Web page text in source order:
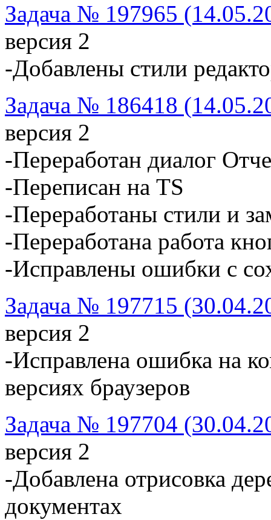
Задача № 197965
версия 2
-Добавлены стили
Задача № 186418
версия 2
-Переработан диалог
-Переписан на TS
-Переработаны стили и
-Переработана работа
-Исправлены ошибки с
Задача № 197715
версия 2
-Исправлена ошибка на
версиях браузеров
Задача № 197704
версия 2
-Добавлена отрисовка
документах